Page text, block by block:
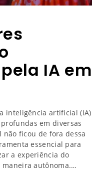
IA em
inteligência artificial (IA)
em diversas
ficou de fora dessa
essencial para
a experiência do
autônoma.…